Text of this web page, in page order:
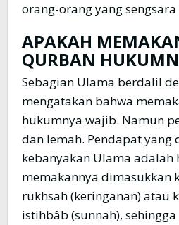
orang-orang yang
APAKAH
QURBAN
Sebagian Ulama berdalil
mengatakan bahwa
hukumnya wajib. Namun
dan lemah. Pendapat yang
kebanyakan Ulama adalah
memakannya dimasukkan
rukhsah (keringanan) atau
istihbâb (sunnah),